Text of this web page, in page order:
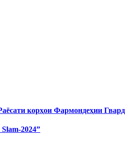
корҳои Фармондеҳии
2024”